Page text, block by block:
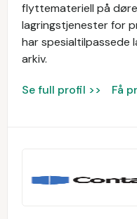
flyttemateriell på
lagringstjenester for
har spesialtilpassede
arkiv.
Se full profil >> Få